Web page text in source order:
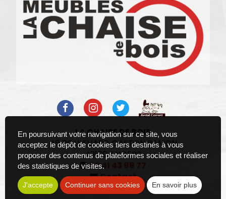
LA CHAISE DE BOIS
48 BOULEVARD GASTON RAMON
49100 ANGERS
02 41 43 98 77
Contact
En poursuivant votre navigation sur ce site, vous
acceptez le dépôt de cookies tiers destinés à vous
proposer des contenus de plateformes sociales et réaliser
des statistiques de visites.
J'accepte Continuer sans cookies En savoir plus